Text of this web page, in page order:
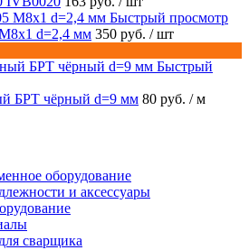
Быстрый просмотр
d=2,4 мм 350 руб. / шт
Быстрый
БРТ чёрный d=9 мм 80 руб. / м
оборудование
и аксессуары
сварщика